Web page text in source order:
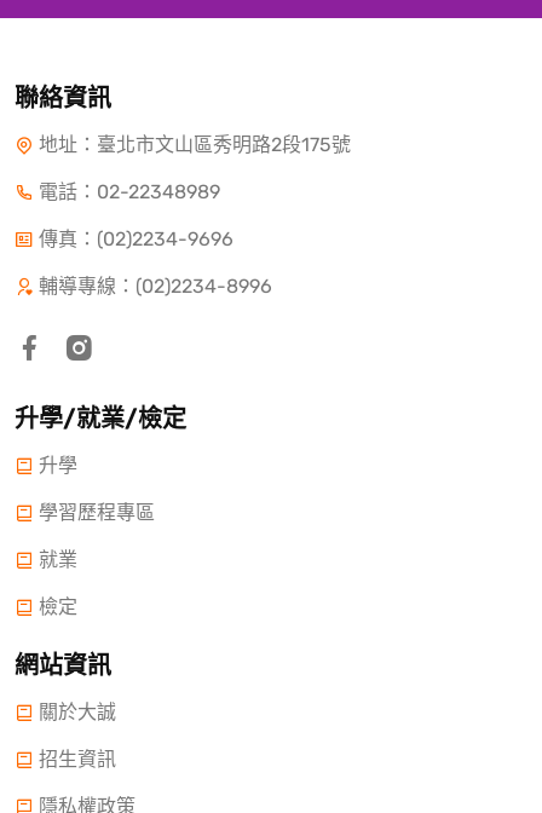
聯絡資訊
地址：臺北市文山區秀明路2段175號
電話： 02-22348989
傳真：(02)2234-9696
輔導專線：(02)2234-8996
升學/就業/檢定
升學
學習歷程專區
就業
檢定
網站資訊
關於大誠
招生資訊
隱私權政策